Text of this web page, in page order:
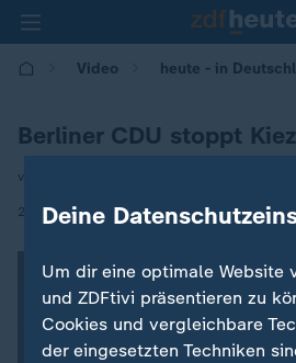
Video heute - in
Berliner CDU stoppt
von Roman Leskovar
23.05.2025 | 14:00
Deine
Um dir eine optimale Website
und ZDFtivi präsentieren zu
Cookies und vergleichbare
der eingesetzten Techniken